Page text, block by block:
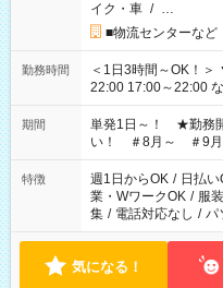
イク・車 / …
■物流センターな
勤務時間
＜1日3時間～OK！＞ ▼ 例えば… ▼ 15:00～18:00 15:00～
22:00 17:00～22:00 など こちら以外の時間もお気軽に
ださい！
期間
単発1日～！ ★勤務開
い！ ＃8月～ ＃9月
特徴 週1日からOK / 日払い
業・WワークOK / 服
集 / 電話対応なし / パ
気になる！